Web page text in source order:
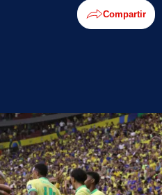
Compartir